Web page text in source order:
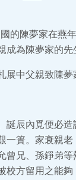
的陳夢家在燕
為陳夢家的先
中父親致陳夢
誕辰內覓便必
簣。家衰親
兄、孫錚弟等
方留用之能